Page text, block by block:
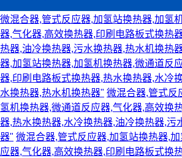
微混合器,管式反应器,加氢站换热器,加氢
器,气化器,高效换热器,印刷电路板式换热
热器,油冷换热器,污水换热器,热水机换热
器,加氢站换热器,加氢机换热器,微通道反
器,印刷电路板式换热器,热水换热器,水冷
水换热器,热水机换热器" 微混合器,管式反
氢机换热器,微通道反应器,气化器,高效换
器,热水换热器,水冷换热器,油冷换热器,污
器" 微混合器,管式反应器,加氢站换热器,
应器,气化器,高效换热器,印刷电路板式换